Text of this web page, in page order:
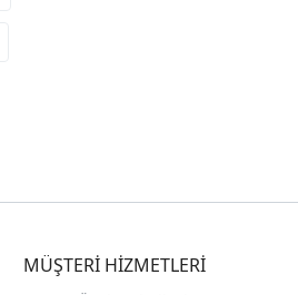
MÜŞTERİ HİZMETLERİ